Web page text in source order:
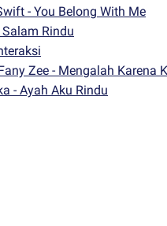
- You Belong With Me
Salam Rindu
Zee - Mengalah Karena
- Ayah Aku Rindu